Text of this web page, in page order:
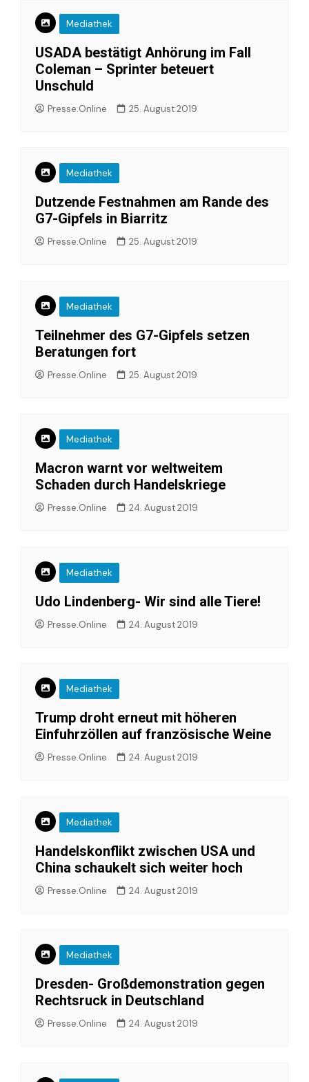
Mediathek
USADA bestätigt Anhörung im Fall
Coleman – Sprinter beteuert
Unschuld
Presse.Online 25. August 2019
Mediathek
Dutzende Festnahmen am Rande des
G7-Gipfels in Biarritz
Presse.Online 25. August 2019
Mediathek
Teilnehmer des G7-Gipfels setzen
Beratungen fort
Presse.Online 25. August 2019
Mediathek
Macron warnt vor weltweitem
Schaden durch Handelskriege
Presse.Online 24. August 2019
Mediathek
Udo Lindenberg- Wir sind alle Tiere!
Presse.Online 24. August 2019
Mediathek
Trump droht erneut mit höheren
Einfuhrzöllen auf französische Weine
Presse.Online 24. August 2019
Mediathek
Handelskonflikt zwischen USA und
China schaukelt sich weiter hoch
Presse.Online 24. August 2019
Mediathek
Dresden- Großdemonstration gegen
Rechtsruck in Deutschland
Presse.Online 24. August 2019